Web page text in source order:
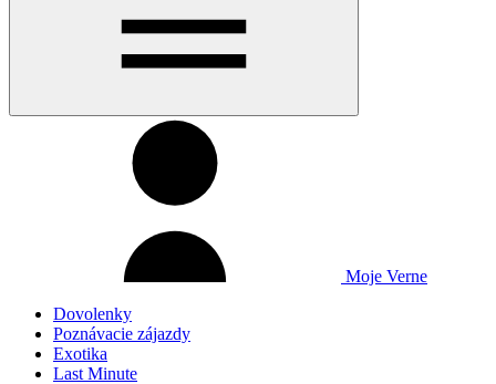
Moje Verne
Dovolenky
Poznávacie zájazdy
Exotika
Last Minute